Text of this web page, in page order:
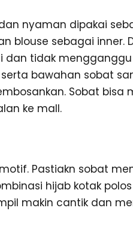
nyaman dipakai
blouse sebagai inner.
dan tidak
bawahan sobat
Sobat bisa
ke mall.
Pastiakn sobat
hijab kotak
makin cantik dan